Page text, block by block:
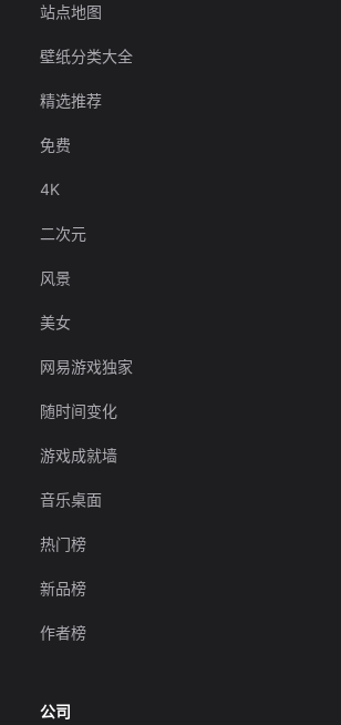
站点地图
壁纸分类大全
精选推荐
免费
4K
二次元
风景
美女
网易游戏独家
随时间变化
游戏成就墙
音乐桌面
热门榜
新品榜
作者榜
公司